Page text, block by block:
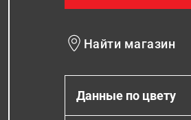
Найти магазин
Данные по цвету